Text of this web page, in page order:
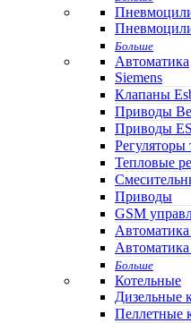
Больше
Автоматика
Siemens
Клапаны
Приводы
Приводы
Регуляторы
Тепловые
Приводы
GSM
Больше
Котельные
Дизельные
Пеллетные